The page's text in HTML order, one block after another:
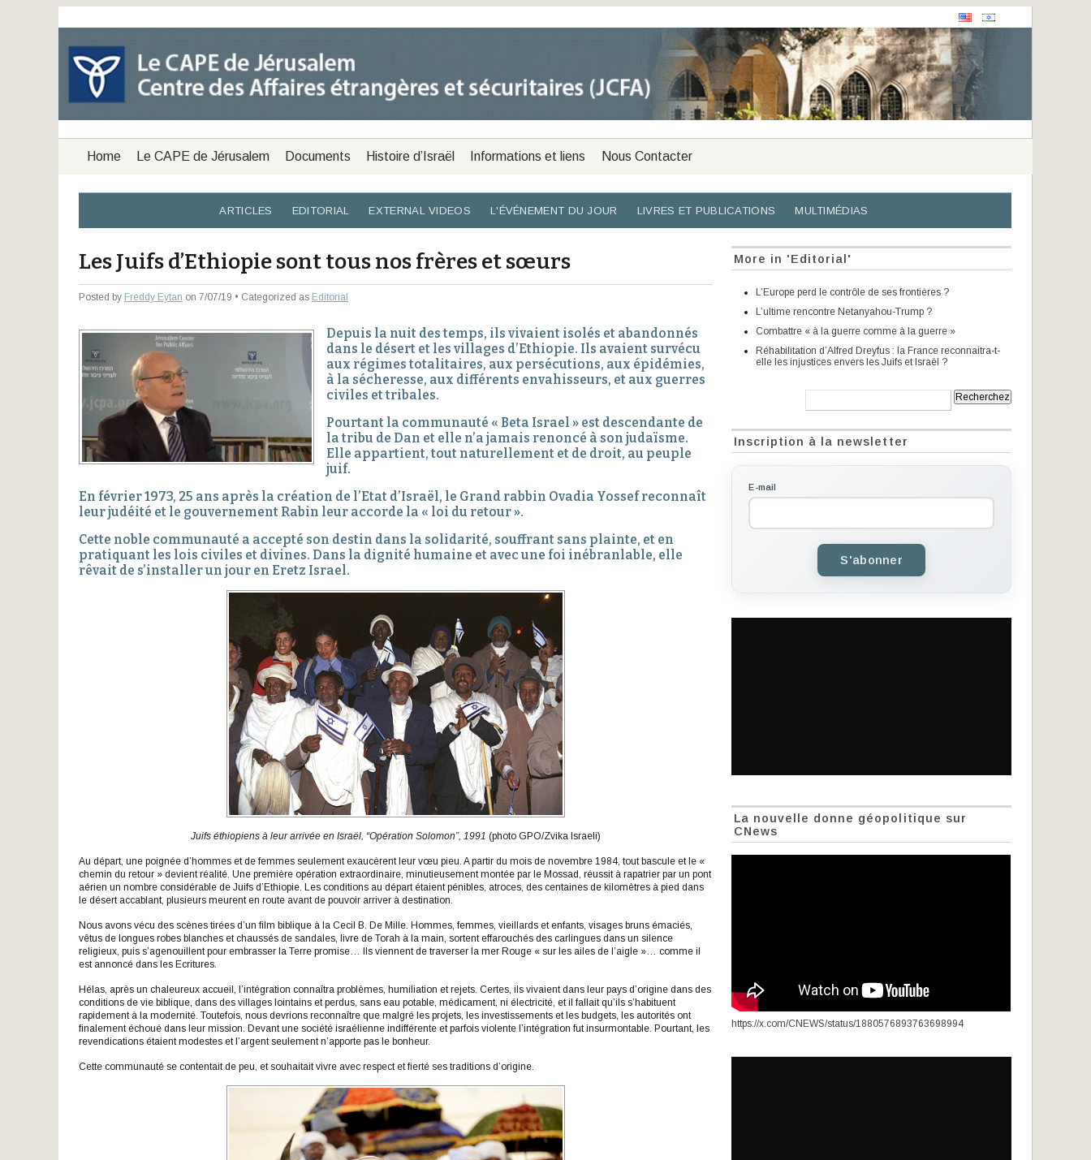
Home Le CAPE de Jérusalem Documents Histoire d’Israël Informations et liens Nous Contacter
ARTICLES EDITORIAL EXTERNAL VIDEOS L'ÉVÉNEMENT DU JOUR LIVRES ET PUBLICATIONS MULTIMÉDIAS
Les Juifs d’Ethiopie sont tous nos frères et sœurs
Posted by Freddy Eytan on 7/07/19 • Categorized as Editorial
Depuis la nuit des temps, ils vivaient isolés et abandonnés
dans le désert et les villages d’Ethiopie. Ils avaient survécu
aux régimes totalitaires, aux persécutions, aux épidémies,
à la sécheresse, aux différents envahisseurs, et aux guerres
civiles et tribales.
Pourtant la communauté « Beta Israel » est descendante de
la tribu de Dan et elle n’a jamais renoncé à son judaïsme.
Elle appartient, tout naturellement et de droit, au peuple
juif.
En février 1973, 25 ans après la création de l’Etat d’Israël, le Grand rabbin Ovadia Yossef reconnaît
leur judéité et le gouvernement Rabin leur accorde la « loi du retour ».
Cette noble communauté a accepté son destin dans la solidarité, souffrant sans plainte, et en
pratiquant les lois civiles et divines. Dans la dignité humaine et avec une foi inébranlable, elle
rêvait de s’installer un jour en Eretz Israel.
Juifs éthiopiens à leur arrivée en Israël, “Opération Solomon”, 1991 (photo GPO/Zvika Israeli)
Au départ, une poignée d’hommes et de femmes seulement exaucèrent leur vœu pieu. A partir du mois de novembre 1984, tout bascule et le «
chemin du retour » devient réalité. Une première opération extraordinaire, minutieusement montée par le Mossad, réussit à rapatrier par un pont
aérien un nombre considérable de Juifs d’Ethiopie. Les conditions au départ étaient pénibles, atroces, des centaines de kilomètres à pied dans
le désert accablant, plusieurs meurent en route avant de pouvoir arriver à destination.
Nous avons vécu des scènes tirées d’un film biblique à la Cecil B. De Mille. Hommes, femmes, vieillards et enfants, visages bruns émaciés,
vêtus de longues robes blanches et chaussés de sandales, livre de Torah à la main, sortent effarouchés des carlingues dans un silence
religieux, puis s’agenouillent pour embrasser la Terre promise… Ils viennent de traverser la mer Rouge « sur les ailes de l’aigle »… comme il
est annoncé dans les Ecritures.
Hélas, après un chaleureux accueil, l’intégration connaîtra problèmes, humiliation et rejets. Certes, ils vivaient dans leur pays d’origine dans des
conditions de vie biblique, dans des villages lointains et perdus, sans eau potable, médicament, ni électricité, et il fallait qu’ils s’habituent
rapidement à la modernité. Toutefois, nous devrions reconnaître que malgré les projets, les investissements et les budgets, les autorités ont
finalement échoué dans leur mission. Devant une société israélienne indifférente et parfois violente l’intégration fut insurmontable. Pourtant, les
revendications étaient modestes et l’argent seulement n’apporte pas le bonheur.
Cette communauté se contentait de peu, et souhaitait vivre avec respect et fierté ses traditions d’origine.
More in 'Editorial'
L’Europe perd le contrôle de ses frontières ?
L’ultime rencontre Netanyahou-Trump ?
Combattre « à la guerre comme à la guerre »
Réhabilitation d’Alfred Dreyfus : la France reconnaitra-t-
elle les injustices envers les Juifs et Israël ?
Inscription à la newsletter
E-mail
S'abonner
La nouvelle donne géopolitique sur
CNews
https://x.com/CNEWS/status/1880576893763698994